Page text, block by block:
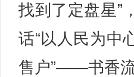
找到了定盘星”
话“以人民为中
售户”——书香